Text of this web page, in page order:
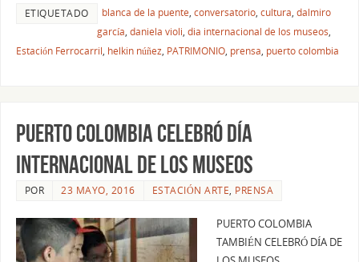
ETIQUETADO blanca de la puente, conversatorio, cultura, dalmiro
garcía, daniela violi, dia internacional de los museos,
Estación Ferrocarril, helkin núñez, PATRIMONIO, prensa, puerto colombia
PUERTO COLOMBIA CELEBRÓ DÍA
INTERNACIONAL DE LOS MUSEOS
POR 23 MAYO, 2016 ESTACIÓN ARTE, PRENSA
PUERTO COLOMBIA
TAMBIÉN CELEBRÓ DÍA DE